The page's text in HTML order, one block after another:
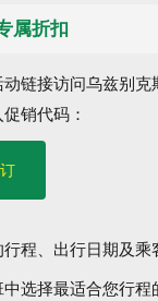
属折扣
链接访问乌兹别克
销代码：
程、出行日期及乘
选择最适合您行程